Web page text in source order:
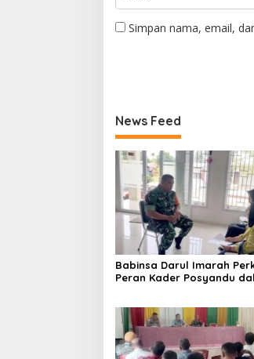
Simpan nama, email,
News Feed
Babinsa Darul Imarah
Peran Kader Posyandu